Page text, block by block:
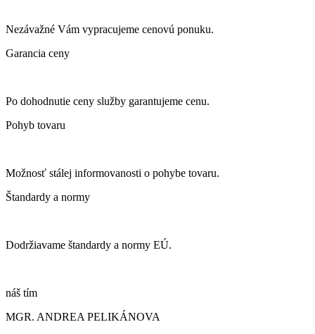
Nezávažné Vám vypracujeme cenovú ponuku.
Garancia ceny
Po dohodnutie ceny služby garantujeme cenu.
Pohyb tovaru
Možnosť stálej informovanosti o pohybe tovaru.
Štandardy a normy
Dodržiavame štandardy a normy EÚ.
náš tím
MGR. ANDREA PELIKÁNOVA